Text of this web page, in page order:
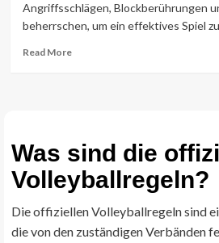
für
Erwachsenenspiele,
Angriffsschlägen, Blockberührungen
beherrschen, um ein effektives Spiel
Read MoreRead
Blockberührungen,
Ballbehandlung
Was sind die
Volleyballregeln?
Die offiziellen Volleyballregeln sind
die von den zuständigen Verbänden